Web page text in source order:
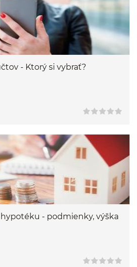
- Ktorý si vybrať?
- podmienky, výška